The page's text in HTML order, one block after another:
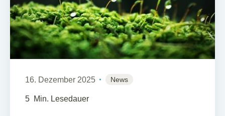
16. Dezember 2025 News
5 Min. Lesedauer